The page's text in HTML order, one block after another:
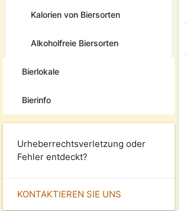
Kalorien von Biersorten
Alkoholfreie Biersorten
Bierlokale
Bierinfo
Urheberrechtsverletzung oder
Fehler entdeckt?
KONTAKTIEREN SIE UNS